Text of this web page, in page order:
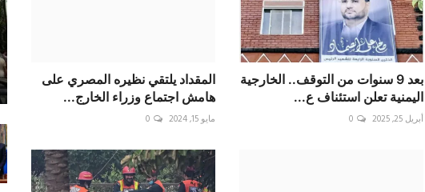
بعد 9 سنوات من التوقف.. الخارجية
اليمنية تعلن استئناف ع...
أبريل 25, 2025 0
المقداد يلتقي نظيره المصري على
هامش اجتماع وزراء الخارج...
مايو 15, 2024 0